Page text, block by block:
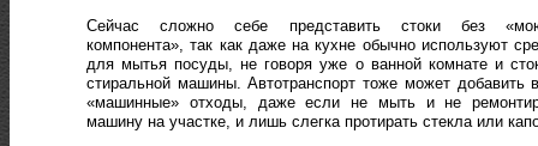
Сейчас сложно себе представить стоки без
компонента», так как даже на кухне обычно используют
для мытья посуды, не говоря уже о ванной комнате и
стиральной машины. Автотранспорт тоже может добавить
«машинные» отходы, даже если не мыть и не
машину на участке, и лишь слегка протирать стекла или